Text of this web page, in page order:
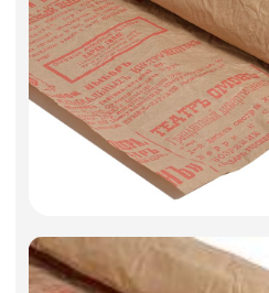
Фоамиран
Свечи
Игрушки мягкие
Изделия из металла